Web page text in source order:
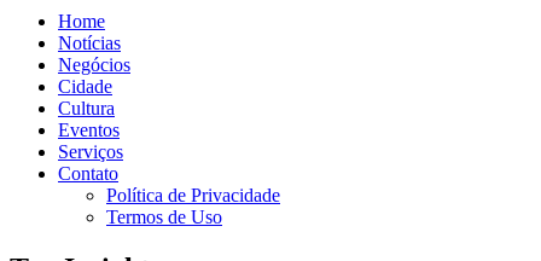
Home
Notícias
Negócios
Cidade
Cultura
Eventos
Serviços
Contato
Política de Privacidade
Termos de Uso